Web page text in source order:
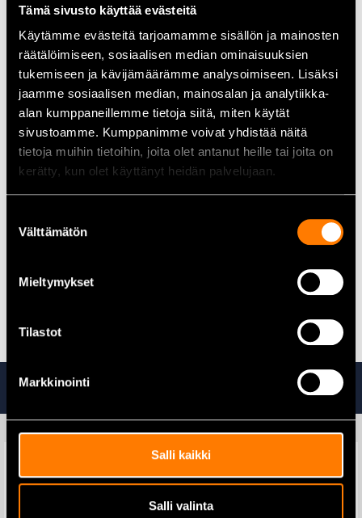
Tämä sivusto käyttää evästeitä
Käytämme evästeitä tarjoamamme sisällön ja mainosten
räätälöimiseen, sosiaalisen median ominaisuuksien
tukemiseen ja kävijämäärämme analysoimiseen. Lisäksi
jaamme sosiaalisen median, mainosalan ja analytiikka-
alan kumppaneillemme tietoja siitä, miten käytät
sivustoamme. Kumppanimme voivat yhdistää näitä
tietoja muihin tietoihin, joita olet antanut heille tai joita on
kerätty, kun olet käyttänyt heidän palvelujaan.
valinta
Välttämätön
Mieltymykset
Tilastot
Markkinointi
Salli kaikki
Salli valinta
Kallstartström (CCA):850 A
Poltyp:T1
Mått (L x B x H):353 mm x 175 mm x 190 mm
Vikt:24 kg
Användningsområden
Yuasa YBX3019 passar utmärkt för olika fordon och maskiner
som kräver ett kraftfullt och tillförlitligt batteri. Kompatibelt
med bland annat:
Traktorer
Jordbruksmaskiner
Yuasa YBX3110 – 12V 80Ah